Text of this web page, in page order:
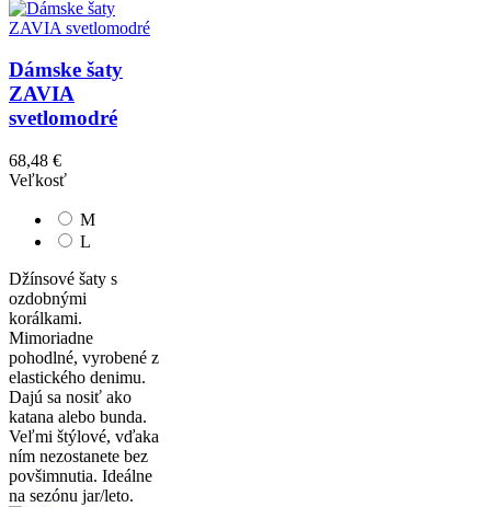
Dámske šaty
ZAVIA
svetlomodré
68,48 €
Veľkosť
M
L
Džínsové šaty s
ozdobnými
korálkami.
Mimoriadne
pohodlné, vyrobené z
elastického denimu.
Dajú sa nosiť ako
katana alebo bunda.
Veľmi štýlové, vďaka
ním nezostanete bez
povšimnutia. Ideálne
na sezónu jar/leto.